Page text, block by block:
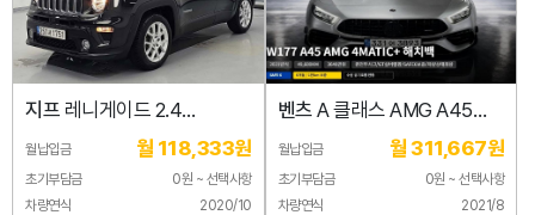
지프 레니게이드 2.4
론지튜드
월납입금 월 118,333원
초기부담금
0원 ~ 선택사항
차량연식
2020/10
벤츠 A 클래스 AMG A45
4MATIC+ 해치백
월납입금 월 311,667원
초기부담금
0원 ~ 선택사항
차량연식
2021/8